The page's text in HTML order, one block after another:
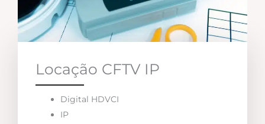
Locação CFTV IP
Digital HDVCI
IP